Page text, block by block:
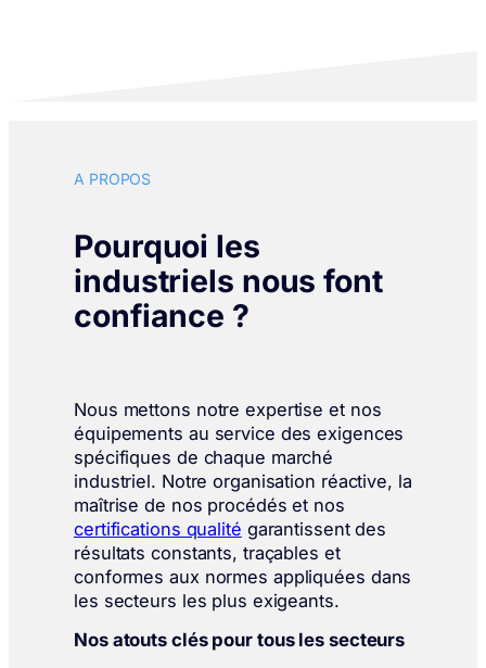
A PROPOS
Pourquoi les
industriels nous font
confiance ?
Nous mettons notre expertise et nos
équipements au service des exigences
spécifiques de chaque marché
industriel. Notre organisation réactive, la
maîtrise de nos procédés et nos
certifications qualité garantissent des
résultats constants, traçables et
conformes aux normes appliquées dans
les secteurs les plus exigeants.
Nos atouts clés pour tous les secteurs